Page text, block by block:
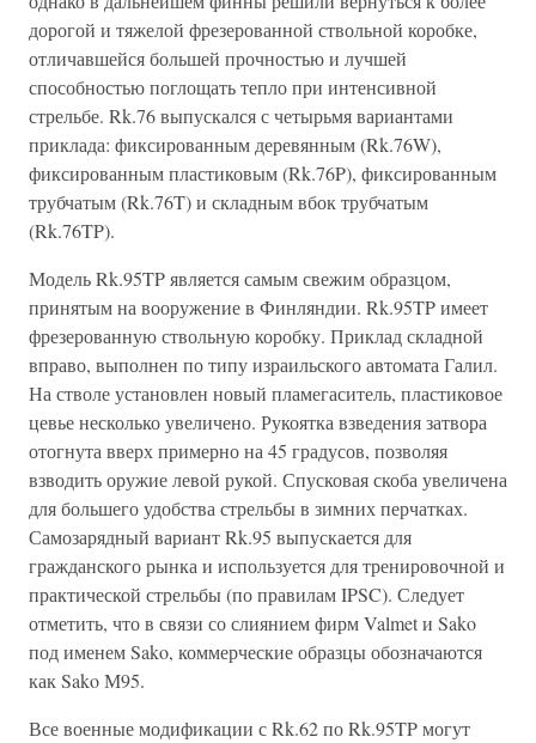
дорогой и тяжелой фрезерованной ствольной коробке,
отличавшейся большей прочностью и лучшей
способностью поглощать тепло при интенсивной
стрельбе. Rk.76 выпускался с четырьмя вариантами
приклада: фиксированным деревянным (Rk.76W),
фиксированным пластиковым (Rk.76P), фиксированным
трубчатым (Rk.76T) и складным вбок трубчатым
(Rk.76TP).
Модель Rk.95TP является самым свежим образцом,
принятым на вооружение в Финляндии. Rk.95TP имеет
фрезерованную ствольную коробку. Приклад складной
вправо, выполнен по типу израильского автомата Галил.
На стволе установлен новый пламегаситель, пластиковое
цевье несколько увеличено. Рукоятка взведения затвора
отогнута вверх примерно на 45 градусов, позволяя
взводить оружие левой рукой. Спусковая скоба увеличена
для большего удобства стрельбы в зимних перчатках.
Самозарядный вариант Rk.95 выпускается для
гражданского рынка и используется для тренировочной и
практической стрельбы (по правилам IPSC). Следует
отметить, что в связи со слиянием фирм Valmet и Sako
под именем Sako, коммерческие образцы обозначаются
как Sako М95.
Все военные модификации с Rk.62 по Rk.95TP могут